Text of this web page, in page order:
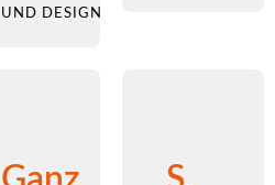
UND DESIGN